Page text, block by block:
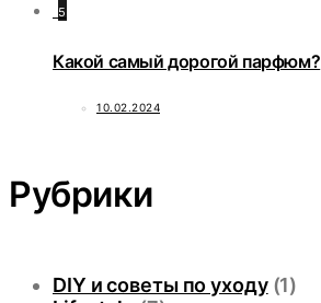
5
Какой самый дорогой парфюм?
10.02.2024
Рубрики
DIY и советы по уходу(1)